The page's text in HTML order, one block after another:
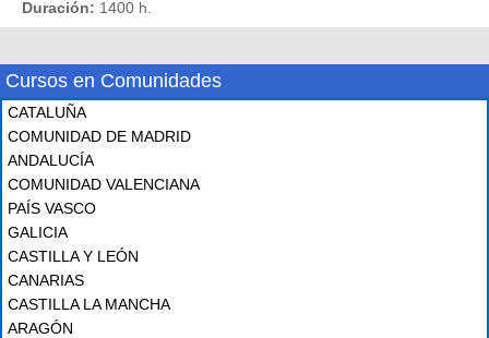
Duración: 1400 h.
Cursos en Comunidades
CATALUÑA
COMUNIDAD DE MADRID
ANDALUCÍA
COMUNIDAD VALENCIANA
PAÍS VASCO
GALICIA
CASTILLA Y LEÓN
CANARIAS
CASTILLA LA MANCHA
ARAGÓN